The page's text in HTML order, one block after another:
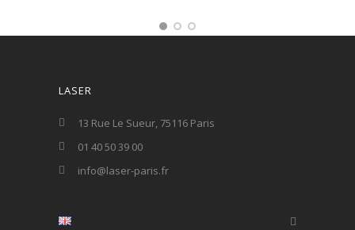
LASER
13 Rue Le Sueur, 75116 Paris
01 40 50 39 00
info@laser-paris.fr